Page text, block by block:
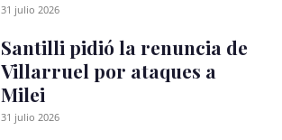
31 julio 2026
Santilli pidió la renuncia de
Villarruel por ataques a
Milei
31 julio 2026